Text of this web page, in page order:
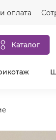
оплата
Каталог